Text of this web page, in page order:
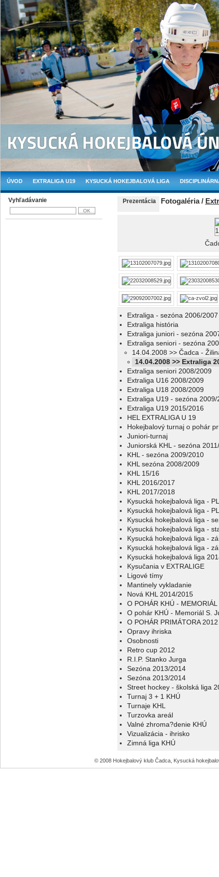
ÚVOD EXTRALIGA U19 KYSUCKÁ HOKEJBALOVÁ LIGA
Vyhľadávanie Prezentácia Fotogaléria /
Extraliga - sezóna 2006/2007
Extraliga história
Extraliga juniori - sezóna
Extraliga seniori - sezóna
14.04.2008 >> Čadca -
14.04.2008 >> Extraliga
Extraliga seniori 2008/2009
Extraliga U16 2008/2009
Extraliga U18 2008/2009
Extraliga U19 - sezóna 2009/
Extraliga U19 2015/2016
HEL EXTRALIGA U 19
Hokejbalový turnaj o pohár
Juniori-turnaj
Juniorská KHL - sezóna
KHL - sezóna 2009/2010
KHL sezóna 2008/2009
KHL 15/16
KHL 2016/2017
KHL 2017/2018
Kysucká hokejbalová liga -
Kysucká hokejbalová liga -
Kysucká hokejbalová liga -
Kysucká hokejbalová liga -
Kysucká hokejbalová liga -
Kysucká hokejbalová liga -
Kysucká hokejbalová liga
Kysučania v EXTRALIGE
Ligové tímy
Mantinely vykladanie
Nová KHL 2014/2015
O POHÁR KHÚ - MEMORIÁL
O pohár KHÚ - Memoriál S.
O POHÁR PRIMÁTORA 2012
Opravy ihriska
Osobnosti
Retro cup 2012
R.I.P. Stanko Jurga
Sezóna 2013/2014
Sezóna 2013/2014
Street hockey - školská liga
Turnaj 3 + 1 KHÚ
Turnaje KHL
Turzovka areál
Valné zhroma?denie KHÚ
Vizualizácia - ihrisko
Zimná liga KHÚ
© 2008 Hokejbalový klub Čadca, Kysucká